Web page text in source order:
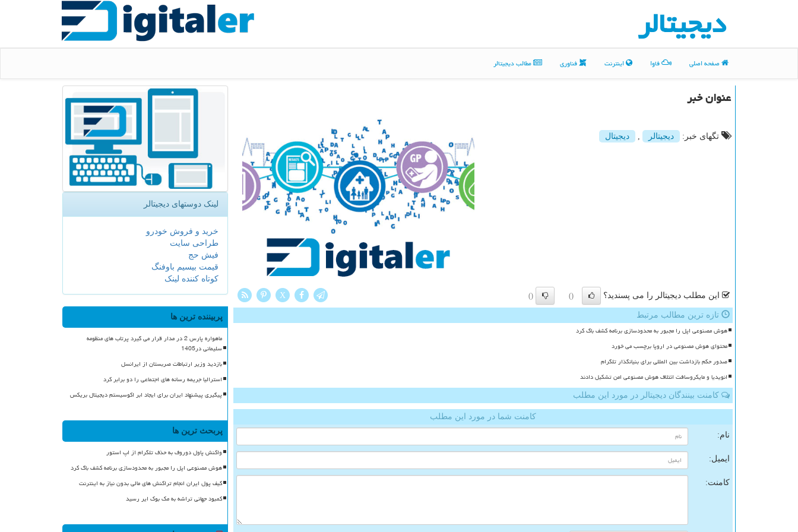
دیجیتالر
صفحه اصلی فاوا اینترنت فناوری مطالب دیجیتالر
عنوان خبر
تگهای خبر: دیجیتالر , دیجیتال
این مطلب دیجیتالر را می پسندید؟ ()
()
X
تازه ترین مطالب مرتبط
هوش مصنوعی اپل را مجبور به محدودسازی برنامه کشف باگ کرد
محتوای هوش مصنوعی در اروپا برچسب می خورد
صدور حکم بازداشت بین المللی برای بنیانگذار تلگرام
انویدیا و مایکروسافت ائتلاف هوش مصنوعی امن تشکیل دادند
کامنت بینندگان دیجیتالر در مورد این مطلب
کامنت شما در مورد این مطلب
نام:
ایمیل:
کامنت:
لینک دوستهای دیجیتالر
خرید و فروش خودرو
طراحی سایت
فیش حج
قیمت بیسیم باوفنگ
کوتاه کننده لینک
پربیننده ترین ها
ماهواره پارس 2 در مدار قرار می گیرد پرتاب های منظومه
سلیمانی در1405
بازدید وزیر ارتباطات صربستان از ایرانسل
استرالیا جریمه رسانه های اجتماعی را دو برابر کرد
پیگیری پیشنهاد ایران برای ایجاد ابر اکوسیستم دیجیتال بریکس
پربحث ترین ها
واکنش پاول دوروف به حذف تلگرام از اپ استور
هوش مصنوعی اپل را مجبور به محدودسازی برنامه کشف باگ کرد
کیف پول ایران انجام تراکنش های مالی بدون نیاز به اینترنت
کمبود جهانی تراشه به مک بوک ایر رسید